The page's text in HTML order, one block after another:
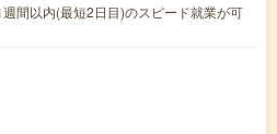
間以内(最短2日目)のスピード就業が可